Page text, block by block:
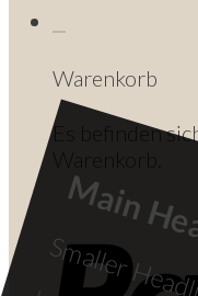
Warenkorb
Es befinden
Main
Smaller